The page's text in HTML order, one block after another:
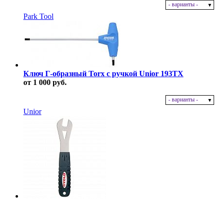
- варианты -
Park Tool
Ключ Г-образный Torx с ручкой Unior 193TX
от 1 000 руб.
- варианты -
Unior